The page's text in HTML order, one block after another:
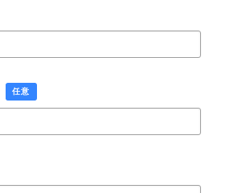
ます。また、個人情報を第三者との間で
個人情報の取扱いを第三者に委託する場
手方および第三者について個人情報の適
場合を除き、個人情報を事前に本人の同
者に提供しません。
確性および最新性を保ち、安全に管理す
紛失、改ざん、漏えいなどを防止するた
報セキュリティー対策を実現します。
任意